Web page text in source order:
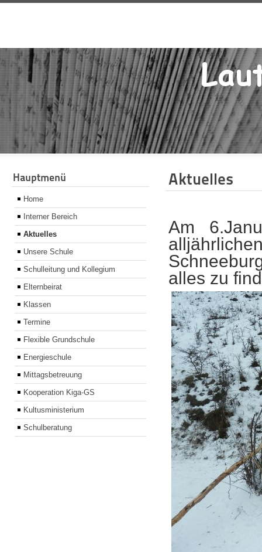
Hauptmenü
Home
Interner Bereich
Aktuelles
Unsere Schule
Schulleitung und Kollegium
Elternbeirat
Klassen
Termine
Flexible Grundschule
Energieschule
Mittagsbetreuung
Kooperation Kiga-GS
Kultusministerium
Schulberatung
Aktuelles
Am
alles zu